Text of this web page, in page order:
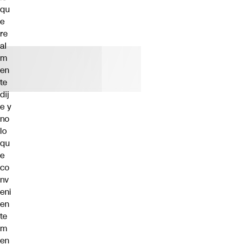
qu
e
re
al
m
en
te
dij
e y
no
lo
qu
e
co
nv
eni
en
te
m
en